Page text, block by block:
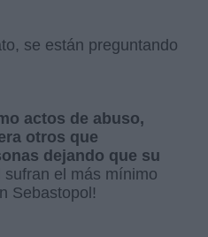
se están preguntando
actos de abuso,
otros que
dejando que su
sufran el más mínimo
Sebastopol!